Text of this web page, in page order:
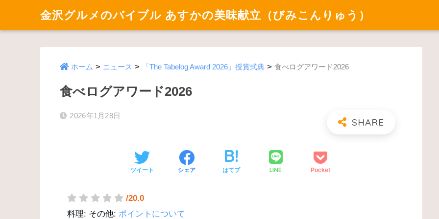
金沢グルメのバイブル あすかの美味献立（びみこんりゅう）
ホーム > ニュース > 「The Tabelog Award 2026」授賞式典 > 食べログアワード2026
食べログアワード2026
2026年1月28日
ツイート シェア はてブ LINE Pocket
/20.0
料理: その他: ポイントについて